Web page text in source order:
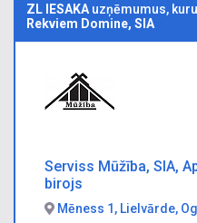
ZL IESAKA uzņēmumus,
Rekviem Domine, SIA
Serviss Mūžība, SIA,
birojs
Mēness 1, Lielvārde,